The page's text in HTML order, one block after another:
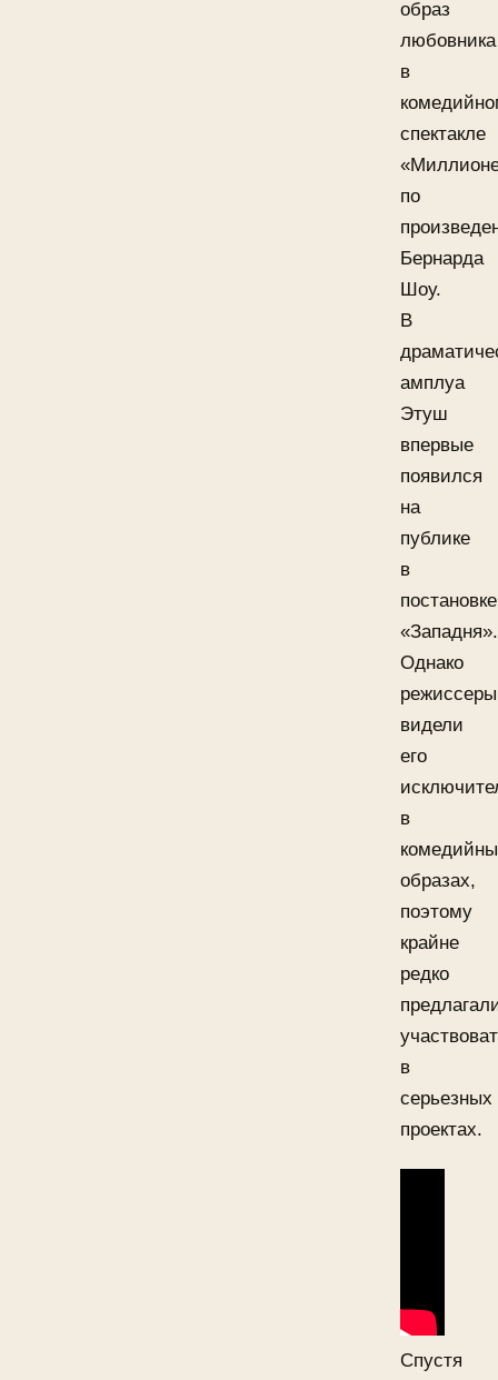
образ
любовника
в
спектакле
по
Бернарда
Шоу.
В
амплуа
Этуш
впервые
появился
на
публике
в
постановке
«Западня».
Однако
режиссеры
видели
его
в
образах,
поэтому
крайне
редко
в
серьезных
проектах.
Спустя